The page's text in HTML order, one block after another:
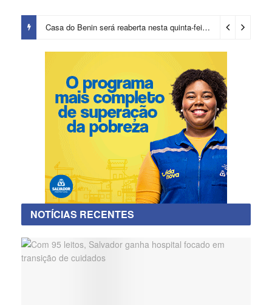
Casa do Benin será reaberta nesta quinta-feira (6) 3 horas ago
NOTÍCIAS RECENTES